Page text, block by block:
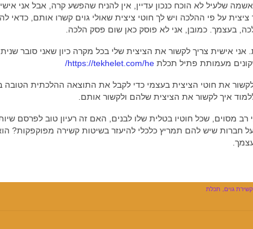
שלעיל לא הוכח כנכון עדיין, אין להניח שהפשע קרה, אבל אני
ציצית על פי ההלכה ויש לך חוטי ציצית שאולי גוים קשרו אותם,
בעצמך. כמובן, אני לא פוסק כאן שום פסק הלכה.
אני אישית צריך לקשור את הציצית שלי בכל מקרה כיון שאני סובר
מעמותת פתיל תכלת https://tekhelet.com/he/
לקשור את חוטי הציצית בעצמי כדי לקבל את התוצאה ההלכתית הטובה
איך לקשור את הציצית שלהם ולקשור אותם.
רב מסוים, שכל חוטיו בטלית שלו לבנים, האם זה רעיון טוב לפרסם
חברות שיש להם תמריץ כלכלי להיעזר בשיטות קשירה מפוקפקות?
קשירת גוים תכלת